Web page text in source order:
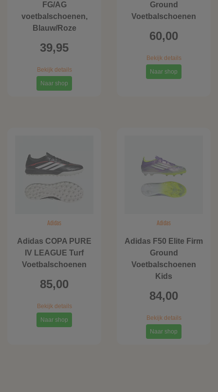
FG/AG
voetbalschoenen,
Blauw/Roze
39,95
Bekijk details
Naar shop
Ground
Voetbalschoenen
60,00
Bekijk details
Naar shop
Adidas
Adidas COPA PURE
IV LEAGUE Turf
Voetbalschoenen
85,00
Bekijk details
Naar shop
Adidas
Adidas F50 Elite Firm
Ground
Voetbalschoenen
Kids
84,00
Bekijk details
Naar shop